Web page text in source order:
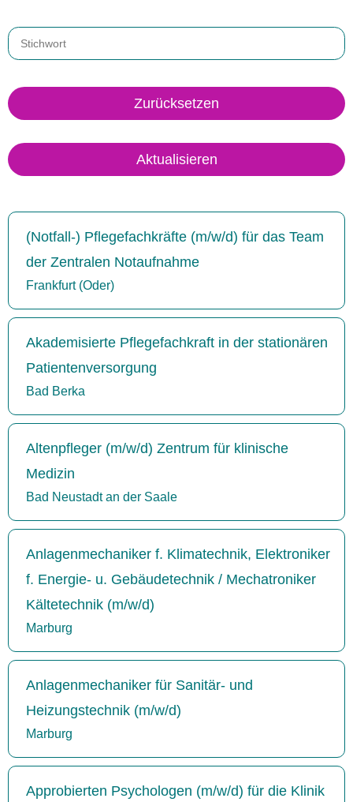
Zurücksetzen
Aktualisieren
(Notfall-) Pflegefachkräfte (m/w/d) für das Team
der Zentralen Notaufnahme
Frankfurt (Oder)
Akademisierte Pflegefachkraft in der stationären
Patientenversorgung
Bad Berka
Altenpfleger (m/w/d) Zentrum für klinische
Medizin
Bad Neustadt an der Saale
Anlagenmechaniker f. Klimatechnik, Elektroniker
f. Energie- u. Gebäudetechnik / Mechatroniker
Kältetechnik (m/w/d)
Marburg
Anlagenmechaniker für Sanitär- und
Heizungstechnik (m/w/d)
Marburg
Approbierten Psychologen (m/w/d) für die Klinik